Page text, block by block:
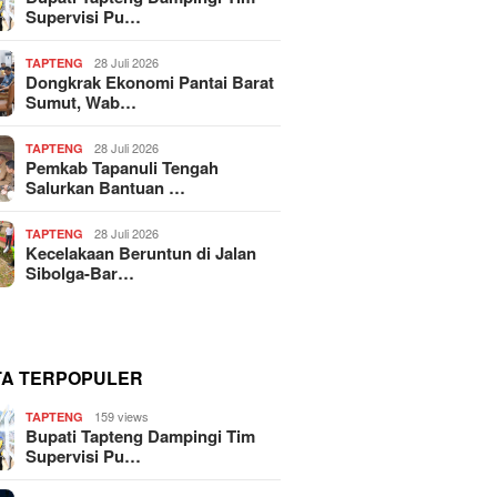
Supervisi Pu…
TAPTENG 28 Juli 2026
Dongkrak Ekonomi Pantai Barat
Sumut, Wab…
TAPTENG 28 Juli 2026
Pemkab Tapanuli Tengah
Salurkan Bantuan …
TAPTENG 28 Juli 2026
Kecelakaan Beruntun di Jalan
Sibolga-Bar…
TERPOPULER
TAPTENG 159 views
Bupati Tapteng Dampingi Tim
Supervisi Pu…